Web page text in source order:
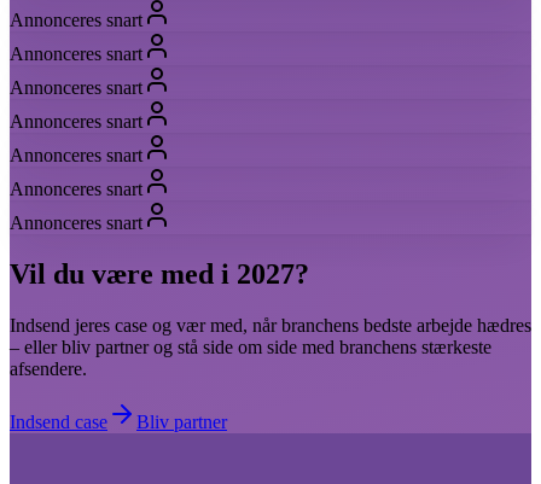
Annonceres snart
Annonceres snart
Annonceres snart
Annonceres snart
Annonceres snart
Annonceres snart
Annonceres snart
Vil du være med i 2027?
Indsend jeres case og vær med, når branchens bedste arbejde hædres
– eller bliv partner og stå side om side med branchens stærkeste
afsendere.
Indsend case Bliv partner